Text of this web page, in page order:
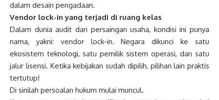
dalam desain pengadaan.
Vendor lock-in yang terjadi di ruang kelas
Dalam dunia audit dan persaingan usaha, kondisi ini punya
nama, yakni: vendor lock-in. Negara dikunci ke satu
ekosistem teknologi, satu pemilik sistem operasi, dan satu
jalur lisensi. Ketika kebijakan sudah dipilih, pilihan lain praktis
tertutup!
Di sinilah persoalan hukum mulai muncul.